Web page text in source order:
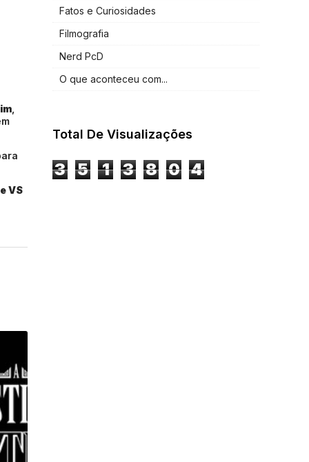
VS
Fatos e Curiosidades
Filmografia
Nerd PcD
O que aconteceu com...
Total De Visualizações
3 5 1 3 8 0 4